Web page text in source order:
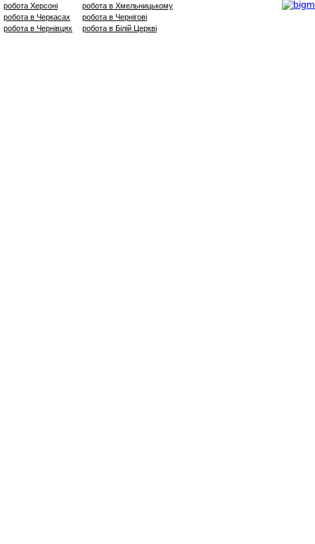
робота Херсоні
робота в Черкасах
робота в Чернівцях
робота в Хмельницькому
робота в Чернігові
робота в Білій Церкві